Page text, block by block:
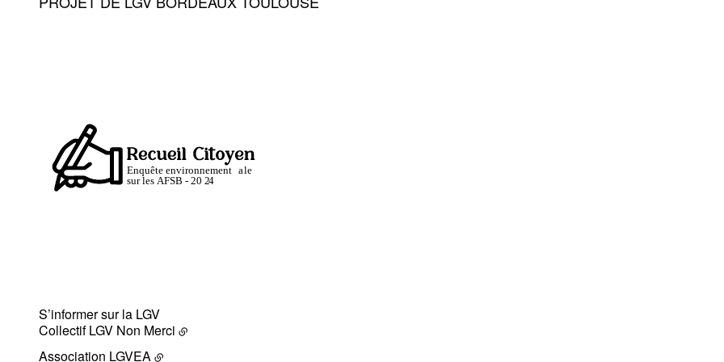
S’informer sur la LGV
Collectif LGV Non Merci
Association LGVEA